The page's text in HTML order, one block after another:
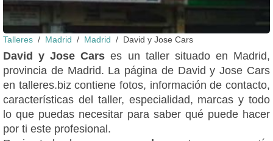
Vista de calle
Talleres Madrid Madrid David y Jose Cars
David y Jose Cars es un taller situado en Madrid,
provincia de Madrid. La página de David y Jose Cars
en talleres.biz contiene fotos, información de contacto,
características del taller, especialidad, marcas y todo
lo que puedas necesitar para saber qué puede hacer
por ti este profesional.